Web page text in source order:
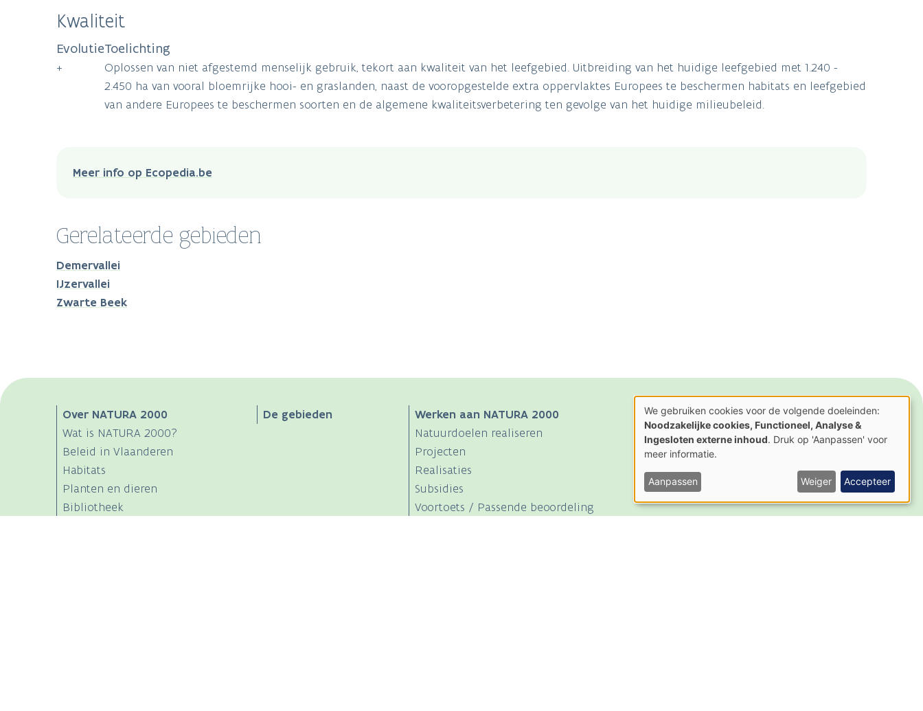
Kwaliteit
Evolutie
+
Toelichting
Oplossen van niet afgestemd menselijk gebruik, tekort aan kwaliteit van het leefgebied. Uitbreiding van het huidige leefgebied met 1.240 -
2.450 ha van vooral bloemrijke hooi- en graslanden, naast de vooropgestelde extra oppervlaktes Europees te beschermen habitats en leefgebied
van andere Europees te beschermen soorten en de algemene kwaliteitsverbetering ten gevolge van het huidige milieubeleid.
Meer info op Ecopedia.be
Gerelateerde gebieden
Demervallei
IJzervallei
Zwarte Beek
Main
navigation
Over NATURA 2000
Wat is NATURA 2000?
Beleid in Vlaanderen
Habitats
Planten en dieren
Bibliotheek
De gebieden
Werken aan NATURA 2000
Natuurdoelen realiseren
Projecten
Realisaties
Subsidies
Voortoets / Passende beoordeling
Actueel
Nieuws
Activiteiten
Nieuwsbrief
Contact
Gebruik
van
persoonsgegevens
en
We gebruiken cookies voor de volgende doeleinden:
Noodzakelijke cookies, Functioneel, Analyse &
Ingesloten externe inhoud. Druk op 'Aanpassen' voor
meer informatie.
Aanpassen Weiger Accepteer